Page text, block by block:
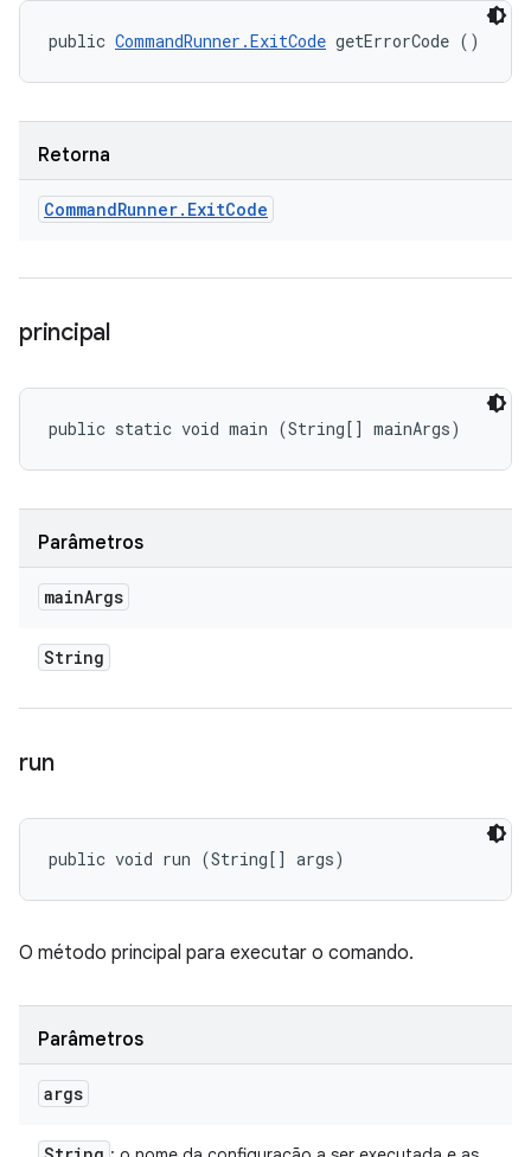
public CommandRunner.ExitCode getErrorCode ()
Retorna
CommandRunner. ExitCode
principal
public static void main (String[] mainArgs)
Parâmetros
mainArgs
String
run
public void run (String[] args)
O método principal para executar o comando.
Parâmetros
args